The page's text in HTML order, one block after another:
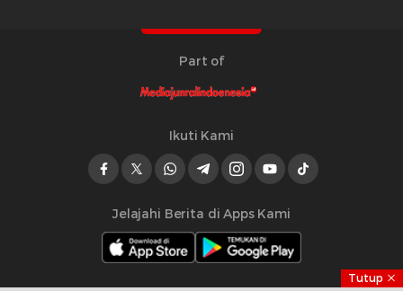
Part of
Ikuti Kami
Jelajahi Berita di Apps Kami
Tutup